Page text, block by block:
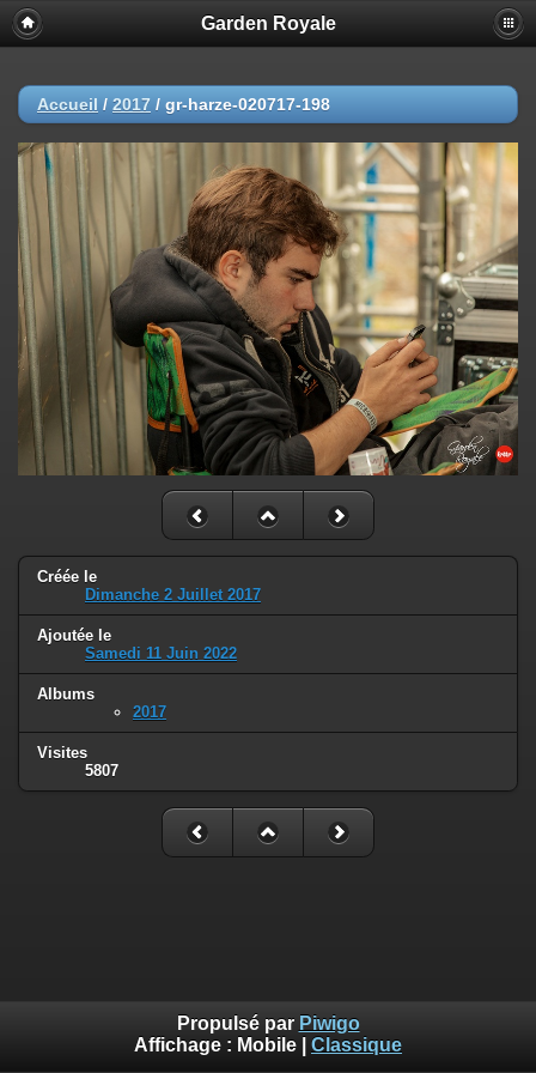
Garden Royale
Accueil / 2017 / gr-harze-020717-198
Créée le
Dimanche 2 Juillet 2017
Ajoutée le
Samedi 11 Juin 2022
Albums
2017
Visites
5807
Propulsé par Piwigo
Affichage : Mobile Classique